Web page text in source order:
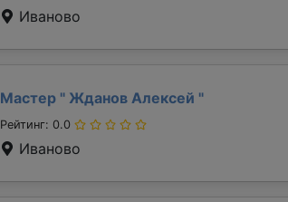
Иваново
Мастер " Жданов Алексей "
Рейтинг: 0.0
Иваново